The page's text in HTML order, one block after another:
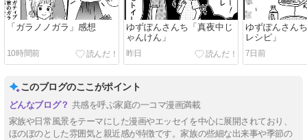
「ガラノノガラ」感想
10時間前
ゆずぽんさんち「真夜中じ
ゃんけん」
昨日
ゆずぽんさん
レシピ」
7日前
このブログのここがポイント
共感を呼ぶ家庭の一コマ漫画満載
家族や日常風景をテーマにした漫画やエッセイを中心に展開されており、
ほのぼのとした雰囲気と親近感が特徴です。家族の些細な出来事や季節の